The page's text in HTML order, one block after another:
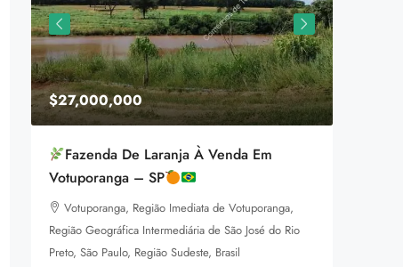
$27,000,000
Fazenda De Laranja À Venda Em
Votuporanga – SP
Votuporanga, Região Imediata de Votuporanga,
Região Geográfica Intermediária de São José do Rio
Preto, São Paulo, Região Sudeste, Brasil